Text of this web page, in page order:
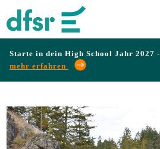
Starte in dein High School Jahr 2027 -
mehr erfahren
Programme